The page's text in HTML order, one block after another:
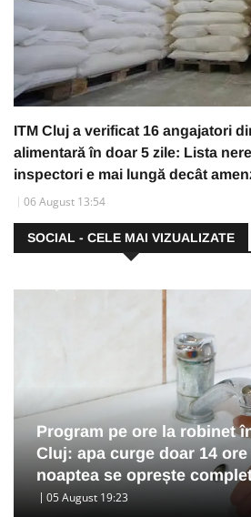
ITM Cluj a verificat 16 angajatori
alimentară în doar 5 zile: Lista
inspectori e mai lungă decât
06 August 13:54
SOCIAL - CELE MAI VIZUALIZATE
Program pe ore la robinet
Cluj: apa curge doar 14
noaptea se oprește
05 August 19:23